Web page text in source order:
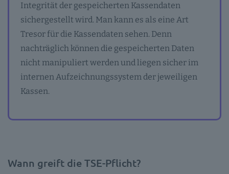
Integrität der gespeicherten Kassendaten
sichergestellt wird. Man kann es als eine Art
Tresor für die Kassendaten sehen. Denn
nachträglich können die gespeicherten Daten
nicht manipuliert werden und liegen sicher im
internen Aufzeichnungssystem der jeweiligen
Kassen.
Wann greift die TSE-Pflicht?